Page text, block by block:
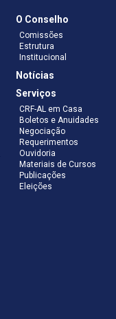
O Conselho
Comissões
Estrutura
Institucional
Notícias
Serviços
CRF-AL em Casa
Boletos e Anuidades
Negociação
Requerimentos
Ouvidoria
Materiais de Cursos
Publicações
Eleições